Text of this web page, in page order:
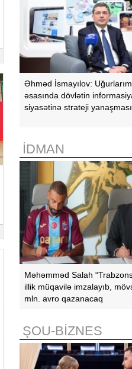
Əhməd İsmayılov:
əsasında dövlətin
siyasətinə strateji
İDMAN
Məhəmməd Salah
illik müqavilə imzalayıb,
mln. avro qazanacaq
ŞOU-BİZNES